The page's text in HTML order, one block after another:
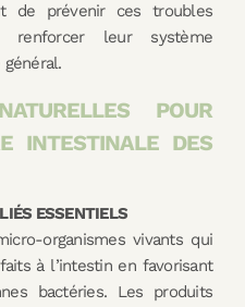
de prévenir ces troubles
renforcer leur système
POUR
INTESTINALE DES
ESSENTIELS
organismes vivants qui
à l’intestin en favorisant
bactéries. Les produits